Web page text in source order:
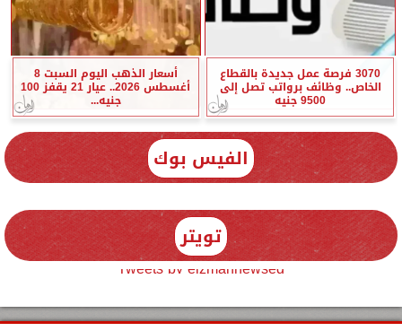
3070 فرصة عمل جديدة بالقطاع
الخاص.. وظائف برواتب تصل إلى
9500 جنيه
أسعار الذهب اليوم السبت 8
أغسطس 2026.. عيار 21 يقفز 100
جنيه...
الفيس بوك
تويتر
Tweets by elzmannewseg